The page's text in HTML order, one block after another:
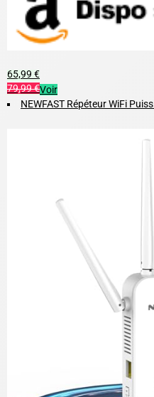
65,99 €
79,99 €Voir
NEWFAST Répéteur WiFi